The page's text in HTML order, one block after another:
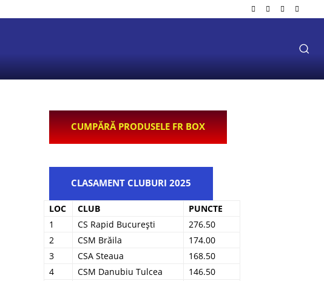
CUMPĂRĂ PRODUSELE FR BOX
CLASAMENT CLUBURI 2025
LOC CLUB
PUNCTE
1
CS Rapid București
276.50
2
CSM Brăila
174.00
3
CSA Steaua
168.50
4
CSM Danubiu Tulcea
146.50